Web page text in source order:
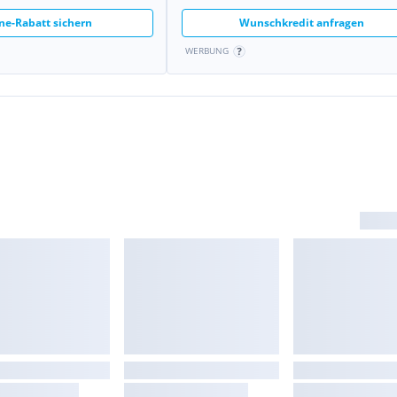
Rabatt sichern Wunschkredit anfragen
WERBUNG